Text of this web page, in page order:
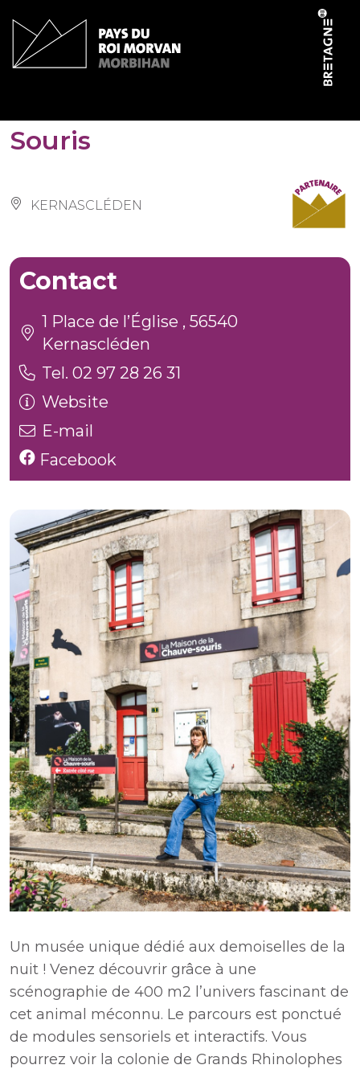
Souris
KERNASCLÉDEN
Un musée unique dédié aux demoiselles de la
nuit ! Venez découvrir grâce à une
scénographie de 400 m2 l’univers fascinant de
cet animal méconnu. Le parcours est ponctué
de modules sensoriels et interactifs. Vous
pourrez voir la colonie de Grands Rhinolophes
Contact
1 Place de l’Église , 56540
Kernascléden
Tel. 02 97 28 26 31
Website
E-mail
Facebook